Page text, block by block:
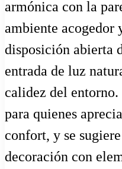
armónica con la
ambiente acogedor
disposición abierta
entrada de luz
calidez del entorno.
para quienes
confort, y se
decoración con